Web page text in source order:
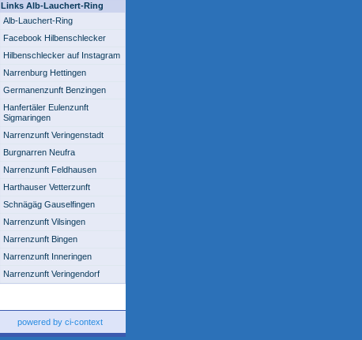
Links Alb-Lauchert-Ring
Alb-Lauchert-Ring
Facebook Hilbenschlecker
Hilbenschlecker auf Instagram
Narrenburg Hettingen
Germanenzunft Benzingen
Hanfertäler Eulenzunft
Sigmaringen
Narrenzunft Veringenstadt
Burgnarren Neufra
Narrenzunft Feldhausen
Harthauser Vetterzunft
Schnägäg Gauselfingen
Narrenzunft Vilsingen
Narrenzunft Bingen
Narrenzunft Inneringen
Narrenzunft Veringendorf
powered by ci-context